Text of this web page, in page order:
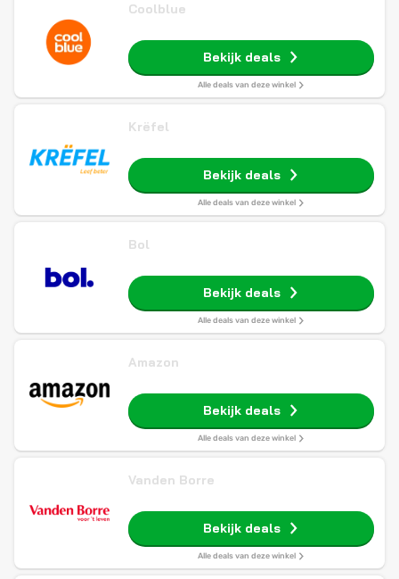
Coolblue
Bekijk deals
Alle deals van deze winkel
Krëfel
Bekijk deals
Alle deals van deze winkel
Bol
Bekijk deals
Alle deals van deze winkel
Amazon
Bekijk deals
Alle deals van deze winkel
Vanden Borre
Bekijk deals
Alle deals van deze winkel